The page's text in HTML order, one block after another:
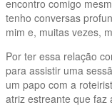
encontro comigo
tenho conversas
mim e, muitas vezes,
Por ter essa relação
para assistir uma
um papo com a
atriz estreante que faz